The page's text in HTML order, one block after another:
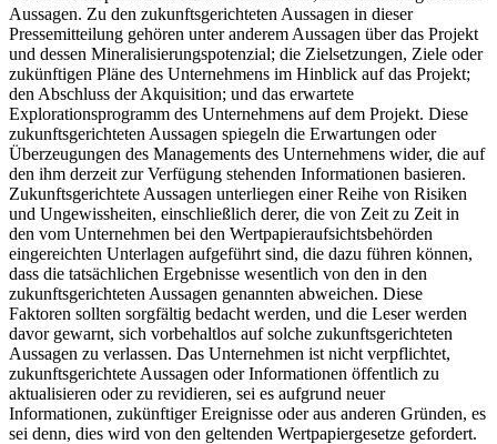
Aussagen. Zu den zukunftsgerichteten Aussagen in dieser
Pressemitteilung gehören unter anderem Aussagen über das Projekt
und dessen Mineralisierungspotenzial; die Zielsetzungen, Ziele oder
zukünftigen Pläne des Unternehmens im Hinblick auf das Projekt;
den Abschluss der Akquisition; und das erwartete
Explorationsprogramm des Unternehmens auf dem Projekt. Diese
zukunftsgerichteten Aussagen spiegeln die Erwartungen oder
Überzeugungen des Managements des Unternehmens wider, die auf
den ihm derzeit zur Verfügung stehenden Informationen basieren.
Zukunftsgerichtete Aussagen unterliegen einer Reihe von Risiken
und Ungewissheiten, einschließlich derer, die von Zeit zu Zeit in
den vom Unternehmen bei den Wertpapieraufsichtsbehörden
eingereichten Unterlagen aufgeführt sind, die dazu führen können,
dass die tatsächlichen Ergebnisse wesentlich von den in den
zukunftsgerichteten Aussagen genannten abweichen. Diese
Faktoren sollten sorgfältig bedacht werden, und die Leser werden
davor gewarnt, sich vorbehaltlos auf solche zukunftsgerichteten
Aussagen zu verlassen. Das Unternehmen ist nicht verpflichtet,
zukunftsgerichtete Aussagen oder Informationen öffentlich zu
aktualisieren oder zu revidieren, sei es aufgrund neuer
Informationen, zukünftiger Ereignisse oder aus anderen Gründen, es
sei denn, dies wird von den geltenden Wertpapiergesetze gefordert.